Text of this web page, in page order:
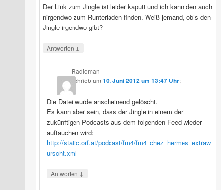
Der Link zum Jingle ist leider kaputt und ich kann den auch
nirgendwo zum Runterladen finden. Weiß jemand, ob’s den
Jingle irgendwo gibt?
Antworten ↓
Radioman
schriebam 10. Juni 2012 um 13:47 Uhr:
Die Datei wurde anscheinend gelöscht.
Es kann aber sein, dass der Jingle in einem der
zukünftigen Podcasts aus dem folgenden Feed wieder
auftauchen wird:
http://static.orf.at/podcast/fm4/fm4_chez_hermes_extraw
urscht.xml
Antworten ↓